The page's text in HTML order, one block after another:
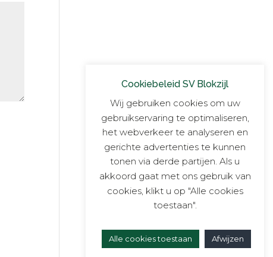
Cookiebeleid SV Blokzijl
Wij gebruiken cookies om uw
gebruikservaring te optimaliseren,
het webverkeer te analyseren en
gerichte advertenties te kunnen
tonen via derde partijen. Als u
akkoord gaat met ons gebruik van
cookies, klikt u op "Alle cookies
toestaan".
Alle cookies toestaan Afwijzen